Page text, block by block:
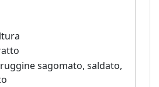
sagomato, saldato,